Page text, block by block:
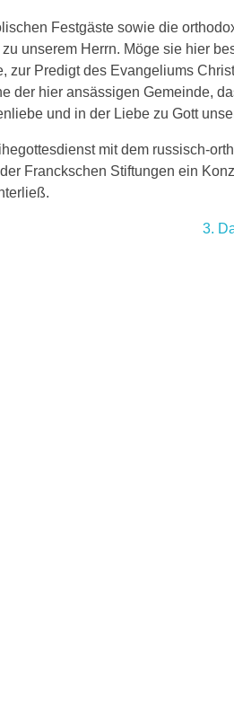
Festgäste sowie die
unserem Herrn. Möge sie hier
zur Predigt des Evangeliums
der hier ansässigen Gemeinde,
und in der Liebe zu Gott
mit dem russisch-
Franckschen Stiftungen ein
3.